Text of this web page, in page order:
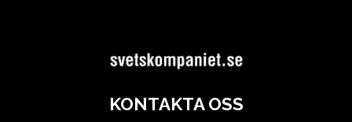
KONTAKTA OSS